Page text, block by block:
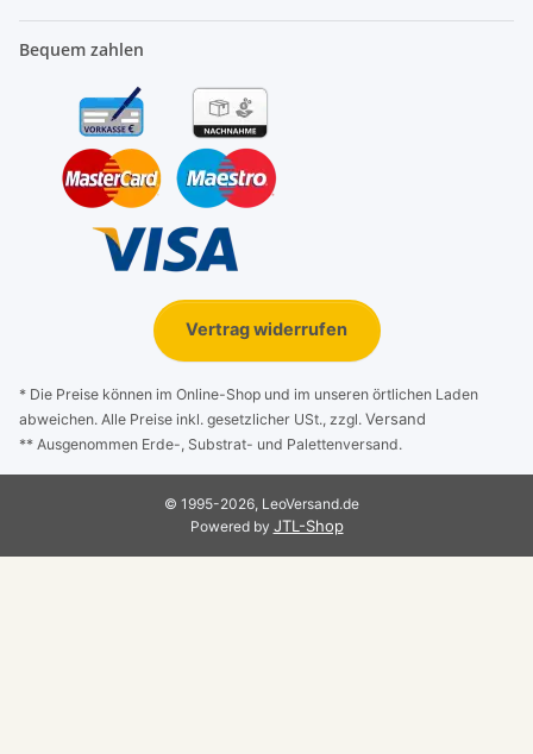
Bequem zahlen
Vertrag widerrufen
* Die Preise können im Online-Shop und im unseren örtlichen Laden
abweichen. Alle Preise inkl. gesetzlicher USt., zzgl. Versand
** Ausgenommen Erde-, Substrat- und Palettenversand.
© 1995-2026, LeoVersand.de
Powered by JTL-Shop